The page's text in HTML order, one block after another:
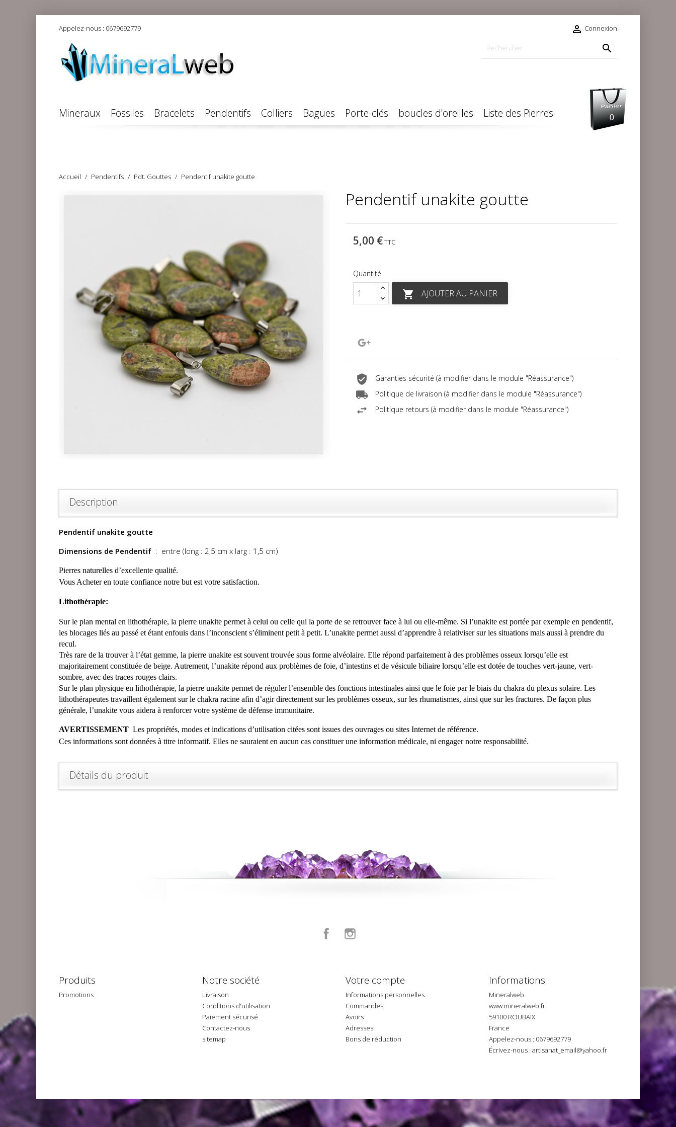
Appelez-nous : 0679692779  Connexion

Mineraux Fossiles Bracelets Pendentifs Colliers Bagues Porte-clés boucles d'oreilles Liste des Pierres 0
Accueil Pendentifs Pdt. Gouttes Pendentif unakite goutte
Pendentif unakite goutte
5,00 €TTC
Quantité
 AJOUTER AU PANIER
Garanties sécurité (à modifier dans le module "Réassurance")
Politique de livraison (à modifier dans le module "Réassurance")
Politique retours (à modifier dans le module "Réassurance")
Description
Pendentif unakite goutte
Dimensions de Pendentif : entre (long : 2,5 cm x larg : 1,5 cm)
Pierres naturelles d’excellente qualité.
Vous Acheter en toute confiance notre but est votre satisfaction.
Lithothérapie:
Sur le plan mental en lithothérapie, la pierre unakite permet à celui ou celle qui la porte de se retrouver face à lui ou elle-même. Si l’unakite est portée par exemple en pendentif,
les blocages liés au passé et étant enfouis dans l’inconscient s’éliminent petit à petit. L’unakite permet aussi d’apprendre à relativiser sur les situations mais aussi à prendre du
recul.
Très rare de la trouver à l’état gemme, la pierre unakite est souvent trouvée sous forme alvéolaire. Elle répond parfaitement à des problèmes osseux lorsqu’elle est
majoritairement constituée de beige. Autrement, l’unakite répond aux problèmes de foie, d’intestins et de vésicule biliaire lorsqu’elle est dotée de touches vert-jaune, vert-
sombre, avec des traces rouges clairs.
Sur le plan physique en lithothérapie, la pierre unakite permet de réguler l’ensemble des fonctions intestinales ainsi que le foie par le biais du chakra du plexus solaire. Les
lithothérapeutes travaillent également sur le chakra racine afin d’agir directement sur les problèmes osseux, sur les rhumatismes, ainsi que sur les fractures. De façon plus
générale, l’unakite vous aidera à renforcer votre système de défense immunitaire.
AVERTISSEMENT Les propriétés, modes et indications d’utilisation citées sont issues des ouvrages ou sites Internet de référence.
Ces informations sont données à titre informatif. Elles ne sauraient en aucun cas constituer une information médicale, ni engager notre responsabilité.
Détails du produit
Facebook
Produits
Promotions
Notre société
Livraison
Conditions d'utilisation
Paiement sécurisé
Contactez-nous
sitemap
Votre compte
Informations personnelles
Commandes
Avoirs
Adresses
Bons de réduction
Informations
Mineralweb
www.mineralweb.fr
59100 ROUBAIX
France
Appelez-nous : 0679692779
Écrivez-nous : artisanat_email@yahoo.fr